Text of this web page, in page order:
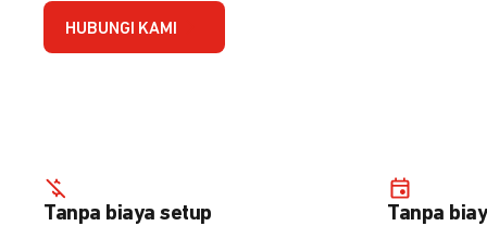
HUBUNGI KAMI
Tanpa biaya setup Tanpa